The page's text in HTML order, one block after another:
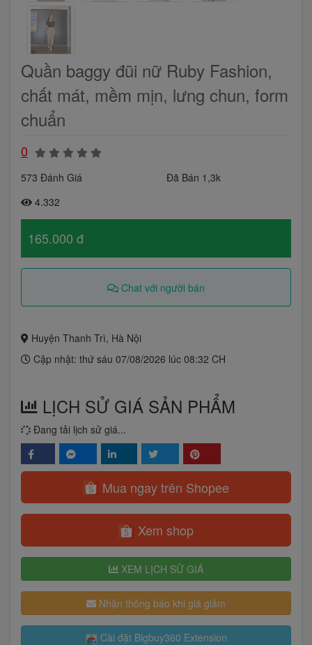
Quần baggy đũi nữ Ruby Fashion,
chất mát, mềm mịn, lưng chun, form
chuẩn
0
573 Đánh Giá
Đã Bán 1,3k
4.332
165.000 đ
Chat với người bán
Huyện Thanh Trì, Hà Nội
Cập nhật: thứ sáu 07/08/2026 lúc 08:32 CH
LỊCH SỬ GIÁ SẢN PHẨM
Đang tải lịch sử giá...
Mua ngay trên Shopee
Xem shop
XEM LỊCH SỬ GIÁ
Nhận thông báo khi giá giảm
Cài đặt Bigbuy360 Extension